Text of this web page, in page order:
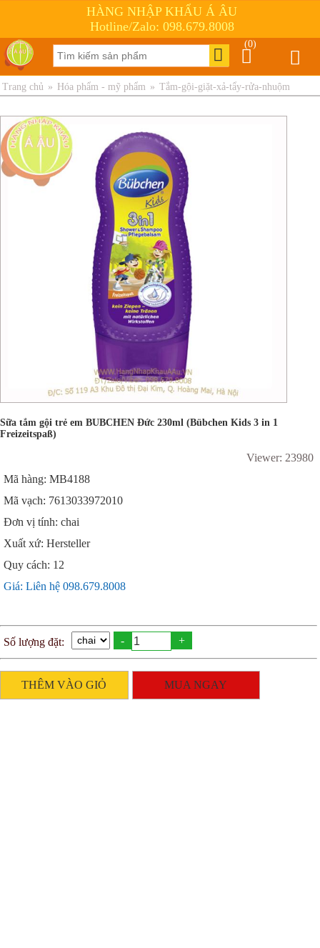
HÀNG NHẬP KHẨU Á ÂU
Hotline/Zalo: 098.679.8008
(0)
Trang chủ » Hóa phẩm - mỹ phẩm » Tắm-gội-giặt-xả-tẩy-rửa-nhuộm
Sữa tắm gội trẻ em BUBCHEN Đức 230ml (Bübchen Kids 3 in 1
Freizeitspaß)
Viewer: 23980
Mã hàng: MB4188
Mã vạch: 7613033972010
Đơn vị tính: chai
Xuất xứ: Hersteller
Quy cách: 12
Giá: Liên hệ 098.679.8008
Số lượng đặt: - +
THÊM VÀO GIỎ MUA NGAY